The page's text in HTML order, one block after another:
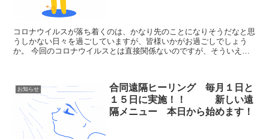
コロナウイルスが落ち着くのは、かなり先のことになりそうだなと思
うしかない日々を過ごしていますが、皆様いかがお過ごしでしょう
か。 今回のコロナウイルスとは直接関係ないのですが、そういえ
お知らせ
合同遠隔ヒーリング 毎月１日と
１５日に実施！！ 新しい遠
隔メニュー 本日から始めます！